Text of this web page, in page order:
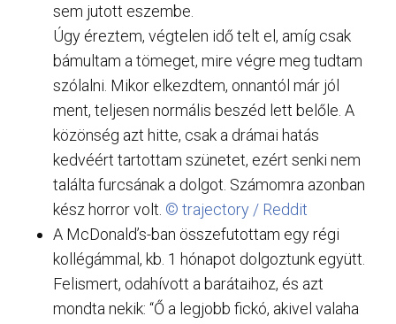
sem jutott eszembe.
Úgy éreztem, végtelen idő telt el, amíg csak
bámultam a tömeget, mire végre meg tudtam
szólalni. Mikor elkezdtem, onnantól már jól
ment, teljesen normális beszéd lett belőle. A
közönség azt hitte, csak a drámai hatás
kedvéért tartottam szünetet, ezért senki nem
találta furcsának a dolgot. Számomra azonban
kész horror volt. © trajectory / Reddit
A McDonald’s-ban összefutottam egy régi
kollégámmal, kb. 1 hónapot dolgoztunk együtt.
Felismert, odahívott a barátaihoz, és azt
mondta nekik: “Ő a legjobb fickó, akivel valaha